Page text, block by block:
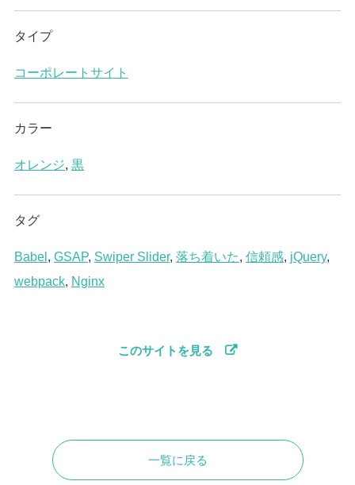
タイプ
コーポレートサイト
カラー
オレンジ, 黒
タグ
Babel , GSAP, Swiper Slider, 落ち着いた, 信頼感, jQuery,
webpack, Nginx
このサイトを見る
一覧に戻る